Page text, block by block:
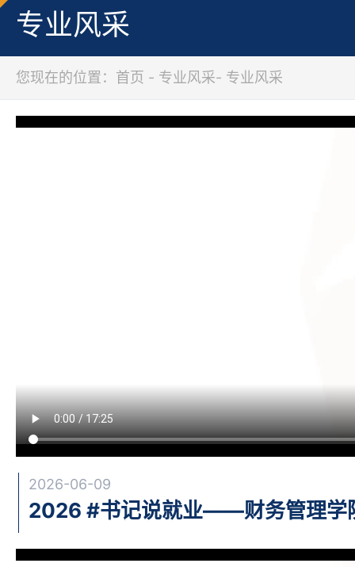
专业风采
您现在的位置：首页 - 专业风采- 专业风采
2026-06-09
2026 #书记说就业——财务管理学